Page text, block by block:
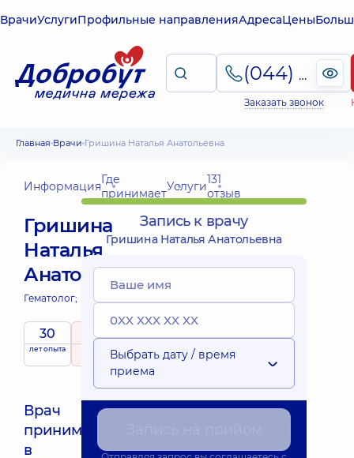
ВрачиУслугиПрофильные направленияАдресаЦены
(044) 495-2-888
Заказать звонок
Главная Врачи Гришина Наталья Анатольевна
ИнформацияГде
принимаетУслуги131
отзыв
Гришина
Наталья
Анатольевна
Гематолог;
30
лет опыта
5 / 5
рейтингна основе
131 отзыв
Врач
принимает
в
Ближайшее время приема: 15.08.2026 11:00
Запись к врачу
Гришина Наталья Анатольевна
Выбрать дату / время
приема